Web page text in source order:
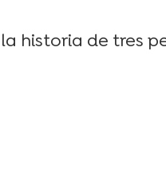
historia de tres